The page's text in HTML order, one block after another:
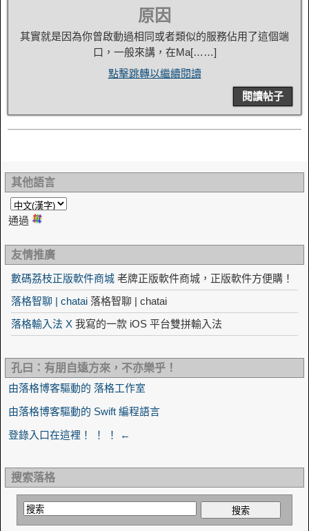
原因
其實就是因為你曾啟動過相同或者類似的服務佔用了這個端
口，一般來講，在Ma[……]
點擊跳轉以繼續閱讀
閱讀帖子
其他語言
通過
友情推廣
數碼荔枝正版軟件商城 老牌正版軟件商城，正版軟件方便購！
落格智聊 | chatai 落格智聊 | chatai
落格輸入法 X 我寫的一款 iOS 平台雙拼輸入法
孔曰：有朋自遠方來，不亦樂乎！
由落格博客驅動的 落格工作室
由落格博客驅動的 Swift 編程語言
登錄入口在這裡！ ！ ！ ←
搜索落格